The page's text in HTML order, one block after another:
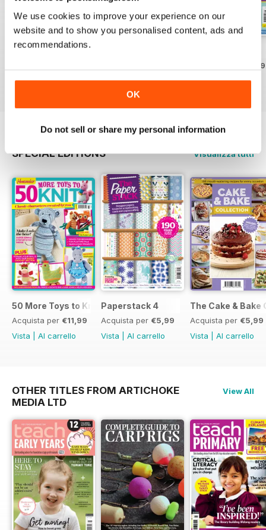
We use cookies to improve your experience on our
website and to show you personalised content, ads and
recommendations.
OK
Do not sell or share my personal information
Issue 9
Vista|Al carrello
Vista|Al carrello
€11,99
Vista|Al carrello
SPECIAL EDITIONS Visualizza tutti
50 More Toys to Knit
Acquista per €11,99
Vista
Al carrello
Paperstack 4
Acquista per €5,99
Vista
Al carrello
The Cake &
Acquista per €5,99
Vista
Al carrello
OTHER TITLES FROM ARTICHOKE
MEDIA LTD
View All